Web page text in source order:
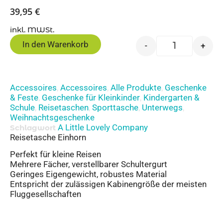
39,95 €
inkl. MWSt.
- +
In den Warenkorb
Accessoires, Accessoires, Alle Produkte, Geschenke
& Feste, Geschenke für Kleinkinder, Kindergarten &
Schule, Reisetaschen, Sporttasche, Unterwegs,
Weihnachtsgeschenke
Schlagwort A Little Lovely Company
Reisetasche Einhorn
Perfekt für kleine Reisen
Mehrere Fächer, verstellbarer Schultergurt
Geringes Eigengewicht, robustes Material
Entspricht der zulässigen Kabinengröße der meisten
Fluggesellschaften